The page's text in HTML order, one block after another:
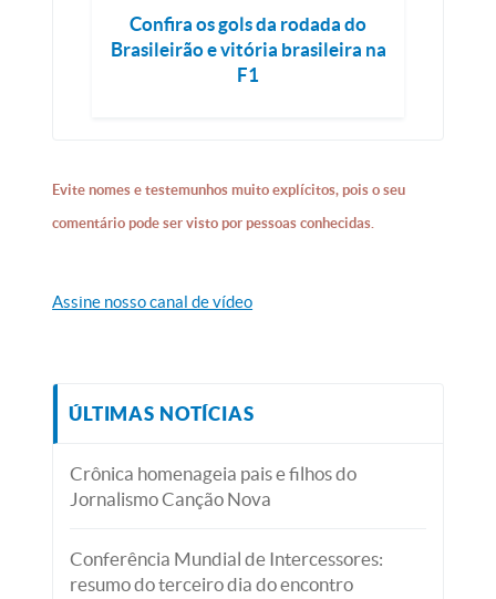
Confira os gols da rodada do
Brasileirão e vitória brasileira na
F1
Evite nomes e testemunhos muito explícitos, pois o seu
comentário pode ser visto por pessoas conhecidas.
Assine nosso canal de vídeo
ÚLTIMAS NOTÍCIAS
Crônica homenageia pais e filhos do
Jornalismo Canção Nova
Conferência Mundial de Intercessores:
resumo do terceiro dia do encontro